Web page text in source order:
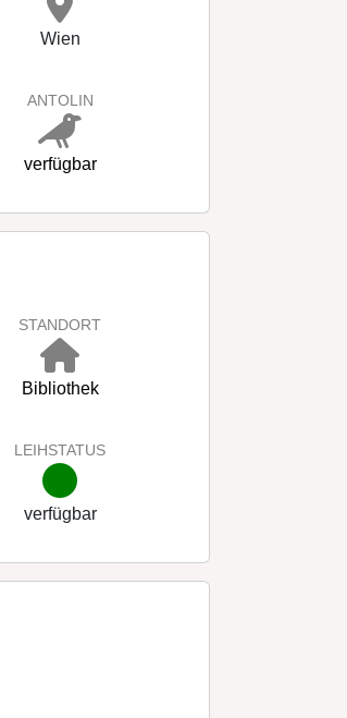
Wien
ANTOLIN
verfügbar
STANDORT
Bibliothek
LEIHSTATUS
verfügbar